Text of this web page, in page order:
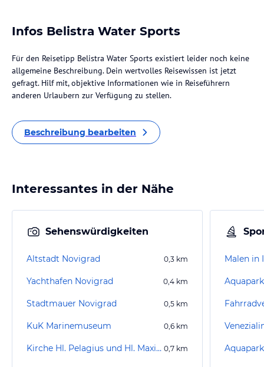
Infos Belistra Water Sports
Für den Reisetipp Belistra Water Sports existiert leider noch keine
allgemeine Beschreibung. Dein wertvolles Reisewissen ist jetzt
gefragt. Hilf mit, objektive Informationen wie in Reiseführern
anderen Urlaubern zur Verfügung zu stellen.
Beschreibung bearbeiten
Interessantes in der Nähe
Sehenswürdigkeiten
Altstadt Novigrad 0,3 km
Yachthafen Novigrad 0,4 km
Stadtmauer Novigrad 0,5 km
KuK Marinemuseum 0,6 km
Kirche Hl. Pelagius und Hl. Maximus 0,7 km
Malen in